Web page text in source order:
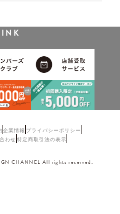
企業情報 プライバシーポリシー
わせ 特定商取引法の表示
CHANNEL All rights reserved.